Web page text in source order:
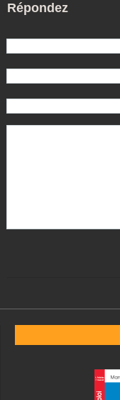
Répondez